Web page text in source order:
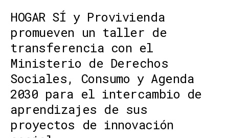
HOGAR SÍ y Provivienda
promueven un taller de
transferencia con el
Ministerio de Derechos
Sociales, Consumo y Agenda
2030 para el intercambio de
aprendizajes de sus
proyectos de innovación